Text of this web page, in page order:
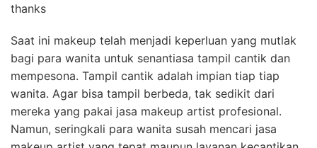
thanks
Saat ini makeup telah menjadi keperluan yang mutlak
bagi para wanita untuk senantiasa tampil cantik dan
mempesona. Tampil cantik adalah impian tiap tiap
wanita. Agar bisa tampil berbeda, tak sedikit dari
mereka yang pakai jasa makeup artist profesional.
Namun, seringkali para wanita susah mencari jasa